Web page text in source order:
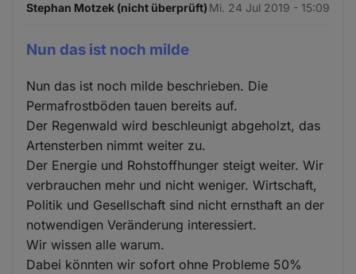
Stephan Motzek (nicht überprüft) Mi. 24 Jul 2019 - 15:09
Nun das ist noch milde
Nun das ist noch milde beschrieben. Die
Permafrostböden tauen bereits auf.
Der Regenwald wird beschleunigt abgeholzt, das
Artensterben nimmt weiter zu.
Der Energie und Rohstoffhunger steigt weiter. Wir
verbrauchen mehr und nicht weniger. Wirtschaft,
Politik und Gesellschaft sind nicht ernsthaft an der
notwendigen Veränderung interessiert.
Wir wissen alle warum.
Dabei könnten wir sofort ohne Probleme 50%